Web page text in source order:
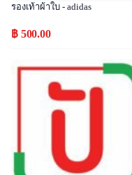
รองเท้าผ้าใบ - adidas
฿ 500.00
Popular